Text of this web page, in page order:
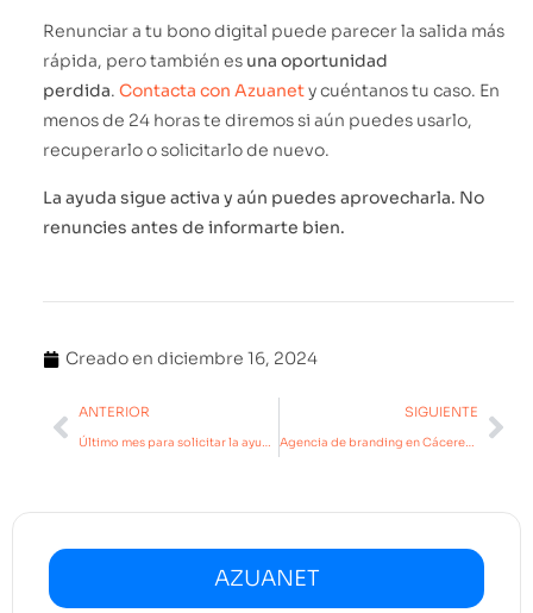
Renunciar a tu bono digital puede parecer la salida más
rápida, pero también es una oportunidad
perdida. Contacta con Azuanety cuéntanos tu caso. En
menos de 24 horas te diremos si aún puedes usarlo,
recuperarlo o solicitarlo de nuevo.
La ayuda sigue activa y aún puedes aprovecharla. No
renuncies antes de informarte bien.
Creado en diciembre 16, 2024
ANTERIOR
Último mes para solicitar la ayuda de Kit Digital y Kit Consulting. 3.000€ para tu empresa sin adelantar nada. Sólo paga el IVA.
SIGUIENTE
Agencia de branding en Cáceres y Extremadura
AZUANET